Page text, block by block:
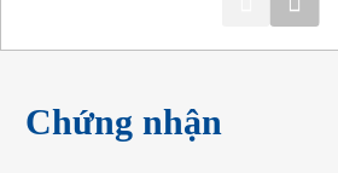
Chứng nhận